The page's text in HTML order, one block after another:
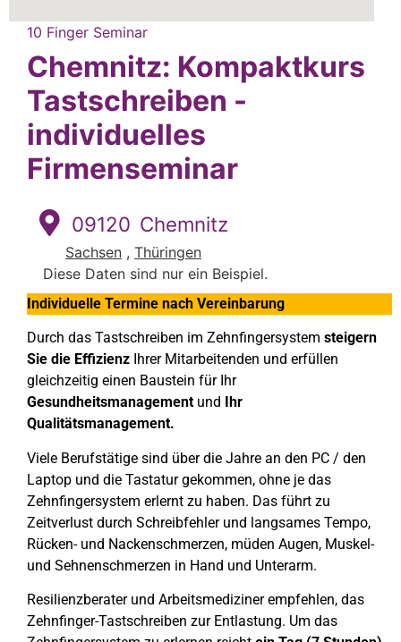
10 Finger Seminar
Chemnitz: Kompaktkurs
Tastschreiben -
individuelles
Firmenseminar
09120 Chemnitz
Sachsen , Thüringen
Diese Daten sind nur ein Beispiel.
Individuelle Termine nach Vereinbarung
Durch das Tastschreiben im Zehnfingersystem steigern
Sie die Effizienz Ihrer Mitarbeitenden und erfüllen
gleichzeitig einen Baustein für Ihr
Gesundheitsmanagement und
Ihr
Qualitätsmanagement.
Viele Berufstätige sind über die Jahre an den PC / den
Laptop und die Tastatur gekommen, ohne je das
Zehnfingersystem erlernt zu haben. Das führt zu
Zeitverlust durch Schreibfehler und langsames Tempo,
Rücken- und Nackenschmerzen, müden Augen, Muskel-
und Sehnenschmerzen in Hand und Unterarm.
Resilienzberater und Arbeitsmediziner empfehlen, das
Zehnfinger-Tastschreiben zur Entlastung. Um das